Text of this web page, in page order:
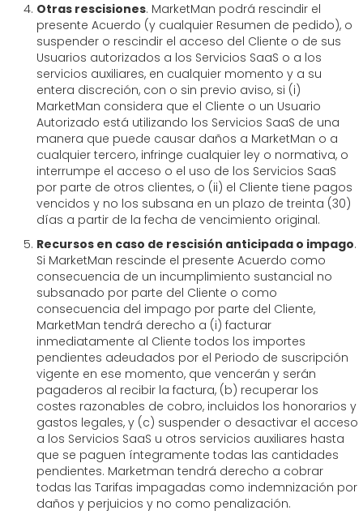
Otras rescisiones. MarketMan podrá rescindir el
presente Acuerdo (y cualquier Resumen de pedido), o
suspender o rescindir el acceso del Cliente o de sus
Usuarios autorizados a los Servicios SaaS o a los
servicios auxiliares, en cualquier momento y a su
entera discreción, con o sin previo aviso, si (i)
MarketMan considera que el Cliente o un Usuario
Autorizado está utilizando los Servicios SaaS de una
manera que puede causar daños a MarketMan o a
cualquier tercero, infringe cualquier ley o normativa, o
interrumpe el acceso o el uso de los Servicios SaaS
por parte de otros clientes, o (ii) el Cliente tiene pagos
vencidos y no los subsana en un plazo de treinta (30)
días a partir de la fecha de vencimiento original.
Recursos en caso de rescisión anticipada o impago.
Si MarketMan rescinde el presente Acuerdo como
consecuencia de un incumplimiento sustancial no
subsanado por parte del Cliente o como
consecuencia del impago por parte del Cliente,
MarketMan tendrá derecho a (i) facturar
inmediatamente al Cliente todos los importes
pendientes adeudados por el Periodo de suscripción
vigente en ese momento, que vencerán y serán
pagaderos al recibir la factura, (b) recuperar los
costes razonables de cobro, incluidos los honorarios y
gastos legales, y (c) suspender o desactivar el acceso
a los Servicios SaaS u otros servicios auxiliares hasta
que se paguen íntegramente todas las cantidades
pendientes. Marketman tendrá derecho a cobrar
todas las Tarifas impagadas como indemnización por
daños y perjuicios y no como penalización.